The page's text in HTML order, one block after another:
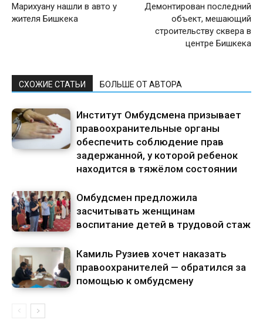
Марихуану нашли в авто у
жителя Бишкека
Демонтирован последний
объект, мешающий
строительству сквера в
центре Бишкека
СХОЖИЕ СТАТЬИ БОЛЬШЕ ОТ АВТОРА
Институт Омбудсмена призывает
правоохранительные органы
обеспечить соблюдение прав
задержанной, у которой ребенок
находится в тяжёлом состоянии
Омбудсмен предложила
засчитывать женщинам
воспитание детей в трудовой стаж
Камиль Рузиев хочет наказать
правоохранителей — обратился за
помощью к омбудсмену